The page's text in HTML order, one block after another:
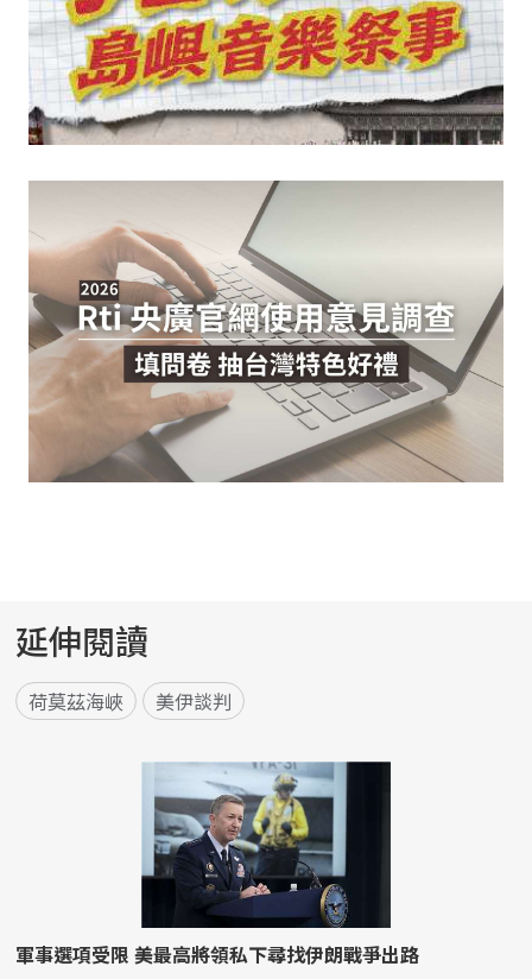
延伸閱讀
荷莫茲海峽 美伊談判
軍事選項受限 美最高將領私下尋找伊朗戰爭出路